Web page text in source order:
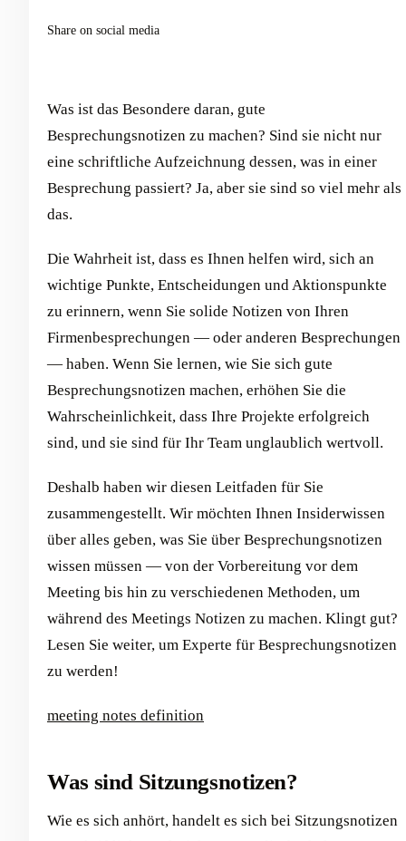
Share on social media
Was ist das Besondere daran, gute
Besprechungsnotizen zu machen? Sind sie nicht nur
eine schriftliche Aufzeichnung dessen, was in einer
Besprechung passiert? Ja, aber sie sind so viel mehr als
das.
Die Wahrheit ist, dass es Ihnen helfen wird, sich an
wichtige Punkte, Entscheidungen und Aktionspunkte
zu erinnern, wenn Sie solide Notizen von Ihren
Firmenbesprechungen — oder anderen Besprechungen
— haben. Wenn Sie lernen, wie Sie sich gute
Besprechungsnotizen machen, erhöhen Sie die
Wahrscheinlichkeit, dass Ihre Projekte erfolgreich
sind, und sie sind für Ihr Team unglaublich wertvoll.
Deshalb haben wir diesen Leitfaden für Sie
zusammengestellt. Wir möchten Ihnen Insiderwissen
über alles geben, was Sie über Besprechungsnotizen
wissen müssen — von der Vorbereitung vor dem
Meeting bis hin zu verschiedenen Methoden, um
während des Meetings Notizen zu machen. Klingt gut?
Lesen Sie weiter, um Experte für Besprechungsnotizen
zu werden!
meeting notes definition
Was sind Sitzungsnotizen?
Wie es sich anhört, handelt es sich bei Sitzungsnotizen